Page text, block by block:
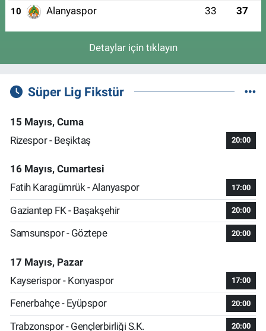
10 Alanyaspor 33 37
Detaylar için tıklayın
Süper Lig Fikstür
15 Mayıs, Cuma
Rizespor - Beşiktaş
20:00
16 Mayıs, Cumartesi
Fatih Karagümrük - Alanyaspor
17:00
Gaziantep FK - Başakşehir 20:00
Samsunspor - Göztepe 20:00
17 Mayıs, Pazar
Kayserispor - Konyaspor
17:00
Fenerbahçe - Eyüpspor 20:00
Trabzonspor - Gençlerbirliği S.K. 20:00